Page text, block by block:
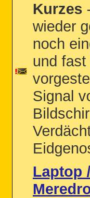
Kurzes
wieder
noch
und
Signal
Laptop